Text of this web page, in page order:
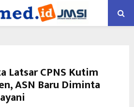
Latsar CPNS Kutim
ASN Baru Diminta